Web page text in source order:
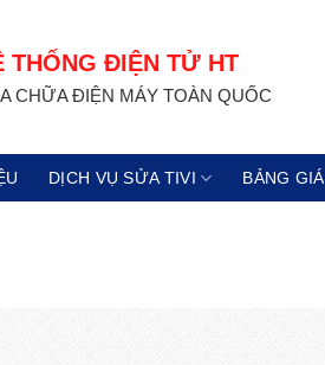
THỐNG ĐIỆN TỬ HT
CHỮA ĐIỆN MÁY TOÀN QUỐC
DỊCH VỤ SỬA TIVI BẢNG GIÁ